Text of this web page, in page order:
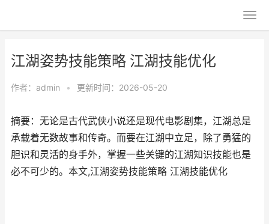
江湖姿势技能策略 江湖技能优化
作者： admin • 更新时间：2026-05-20
摘要：无论是古代武侠小说还是现代电影剧集，江湖总是
承载着无数故事和传奇。而要在江湖中立足，除了勇猛的
胆识和灵活的身手外，掌握一些关键的江湖知识技能也是
必不可少的。本文,江湖姿势技能策略 江湖技能优化